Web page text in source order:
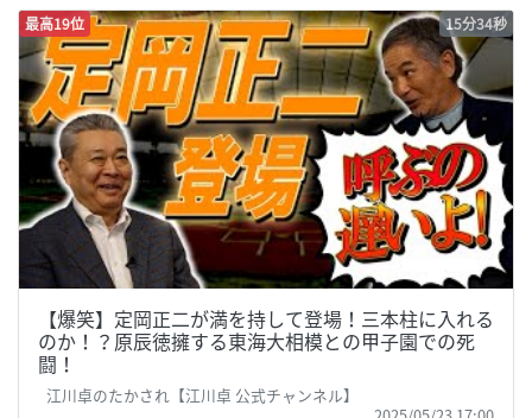
最高19位 15分34秒
【爆笑】定岡正二が満を持して登場！三本柱に入れる
のか！？原辰徳擁する東海大相模との甲子園での死
闘！
江川卓のたかされ【江川卓 公式チャンネル】